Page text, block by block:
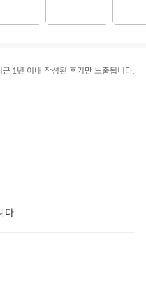
근 1년 이내 작성된 후기만 노출됩니다.
다